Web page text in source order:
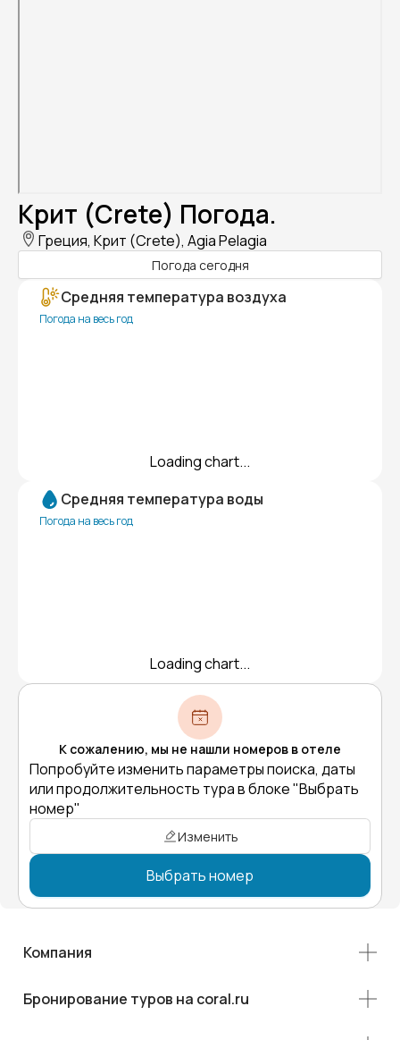
Крит (Crete) Погода.
Греция, Крит (Crete), Agia Pelagia
Погода сегодня
Средняя температура воздуха
Погода на весь год
Loading chart...
Средняя температура воды
Погода на весь год
Loading chart...
К сожалению, мы не нашли номеров в отеле
Попробуйте изменить параметры поиска, даты
или продолжительность тура в блоке "Выбрать
номер"
Изменить
Выбрать номер
Компания
Бронирование туров на coral.ru